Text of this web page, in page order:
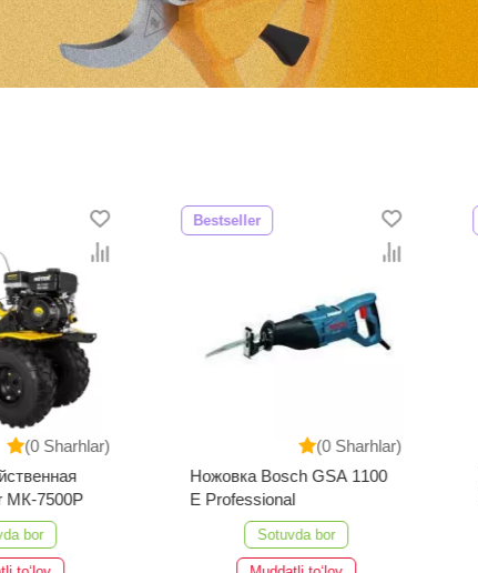
(0 Sharhlar)
МК-7500P
bor
(0 Sharhlar)
Bestseller
Ножовка Bosch GSA 1100
E Professional
Sotuvda bor